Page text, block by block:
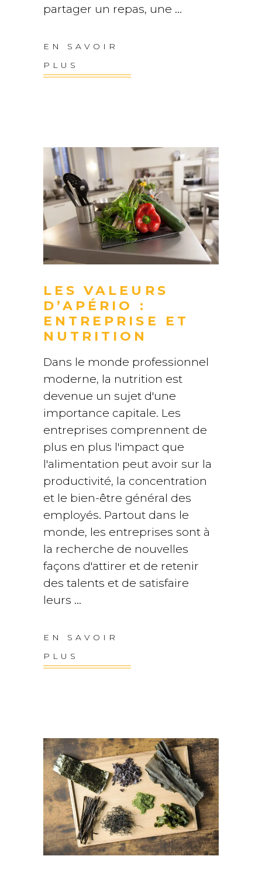
partager un repas, une
EN SAVOIR
PLUS
LES VALEURS
D’APÉRIO :
ENTREPRISE ET
NUTRITION
Dans le monde professionnel
moderne, la nutrition est
devenue un sujet d'une
importance capitale. Les
entreprises comprennent de
plus en plus l'impact que
l'alimentation peut avoir sur la
productivité, la concentration
et le bien-être général des
employés. Partout dans le
monde, les entreprises sont à
la recherche de nouvelles
façons d'attirer et de retenir
des talents et de satisfaire
leurs
EN SAVOIR
PLUS